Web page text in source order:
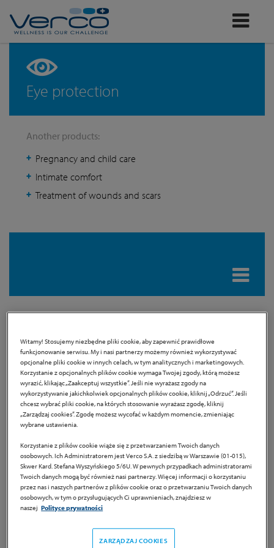
Eye protection
Another products:
Pregnancy and child care
Intimate comfort
Treatment of wounds and scars
Retixoft® Angio
Dietary supplement
Product information
Retixoft® Angio is a dietary supplement containing, among
others: a formula of specially selected active ingredients,
including trans-resveratrol, rutoside and vitamin C. Vitamin C
supports the proper production of collagen to ensure the
proper functioning of blood vessels. In addition, the Retixoft
Angio dietary supplement contains ingredients with proven
antioxidant effects: curcuminoids, vitamin E and riboflavin,
Witamy! Stosujemy niezbędne pliki cookie, aby zapewnić prawidłowe
funkcjonowanie serwisu. My i nasi partnerzy możemy również wykorzystywać
opcjonalne pliki cookie w innych celach, w tym analitycznych i marketingowych.
Korzystanie z opcjonalnych plików cookie wymaga Twojej zgody, którą możesz
wyrazić, klikając „Zaakceptuj wszystkie”. Jeśli nie wyrażasz zgody na
wykorzystywanie jakichkolwiek opcjonalnych plików cookie, kliknij „Odrzuć”. Jeśli
chcesz wybrać pliki cookie, na których stosowanie wyrażasz zgodę, kliknij
„Zarządzaj cookies”. Zgodę możesz wycofać w każdym momencie, zmieniając
wybrane ustawienia.
Korzystanie z plików cookie wiąże się z przetwarzaniem Twoich danych
osobowych. Ich Administratorem jest Verco S.A. z siedzibą w Warszawie (01-015),
Skwer Kard. Stefana Wyszyńskiego 5/6U. W pewnych przypadkach administratorami
Twoich danych mogą być również nasi partnerzy. Więcej informacji o korzystaniu
przez nas i naszych partnerów z plików cookie oraz o przetwarzaniu Twoich danych
osobowych, w tym o przysługujących Ci uprawnieniach, znajdziesz w
naszej Polityce prywatności
ZARZĄDZAJ COOKIES